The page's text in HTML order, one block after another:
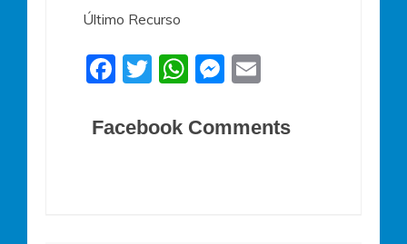
Último Recurso
F
c
T
itt
W
at
M
ss ai
Facebook Comments